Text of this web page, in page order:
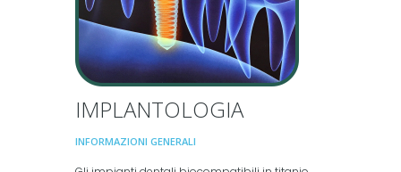
IMPLANTOLOGIA
INFORMAZIONI GENERALI